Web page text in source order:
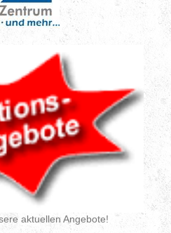
aktuellen Angebote!